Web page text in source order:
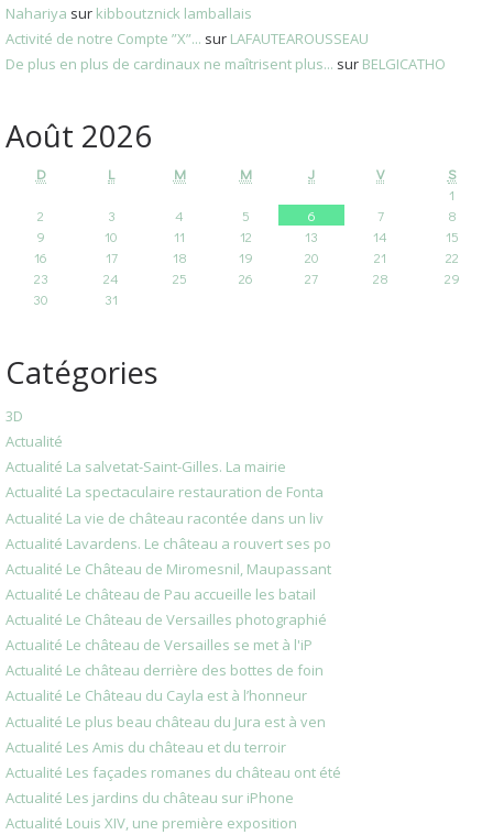
Nahariya sur kibboutznick lamballais
Activité de notre Compte ”X”... sur LAFAUTEAROUSSEAU
De plus en plus de cardinaux ne maîtrisent plus... sur BELGICATHO
Août 2026
D L M M J V
S
1
2
3 4 5 6 7
8
9
10 11 12 13 14
15
16
17 18 19 20 21
22
23
24 25 26 27 28
29
30
31
Catégories
3D
Actualité
Actualité La salvetat-Saint-Gilles. La mairie
Actualité La spectaculaire restauration de Fonta
Actualité La vie de château racontée dans un liv
Actualité Lavardens. Le château a rouvert ses po
Actualité Le Château de Miromesnil, Maupassant
Actualité Le château de Pau accueille les batail
Actualité Le Château de Versailles photographié
Actualité Le château de Versailles se met à l'iP
Actualité Le château derrière des bottes de foin
Actualité Le Château du Cayla est à l’honneur
Actualité Le plus beau château du Jura est à ven
Actualité Les Amis du château et du terroir
Actualité Les façades romanes du château ont été
Actualité Les jardins du château sur iPhone
Actualité Louis XIV, une première exposition